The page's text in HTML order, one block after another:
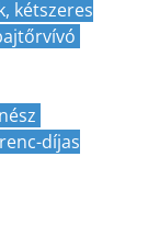
kétszeres
díjas